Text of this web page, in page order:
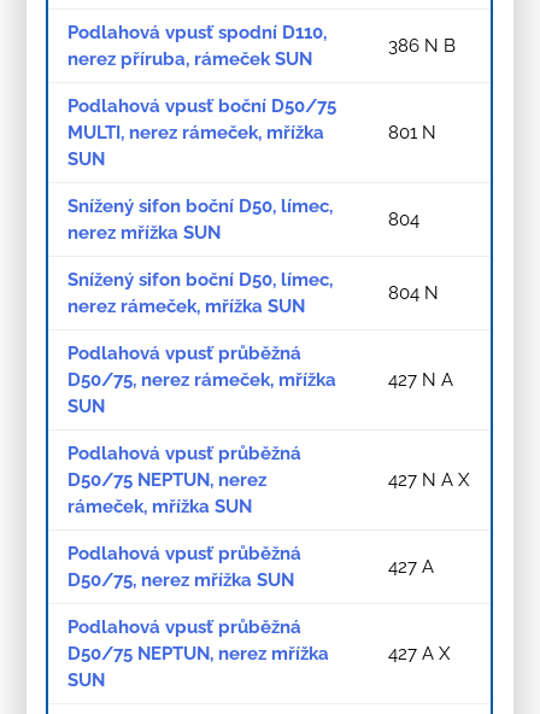
Podlahová vpusť spodní D110,
nerez příruba, rámeček SUN
386 N B
Podlahová vpusť boční D50/75
MULTI, nerez rámeček, mřížka
SUN
801 N
Snížený sifon boční D50, límec,
nerez mřížka SUN
804
Snížený sifon boční D50, límec,
nerez rámeček, mřížka SUN
804 N
Podlahová vpusť průběžná
D50/75, nerez rámeček, mřížka
SUN
427 N A
Podlahová vpusť průběžná
D50/75 NEPTUN, nerez
rámeček, mřížka SUN
427 N A X
Podlahová vpusť průběžná
D50/75, nerez mřížka SUN
427 A
Podlahová vpusť průběžná
D50/75 NEPTUN, nerez mřížka
SUN
427 A X